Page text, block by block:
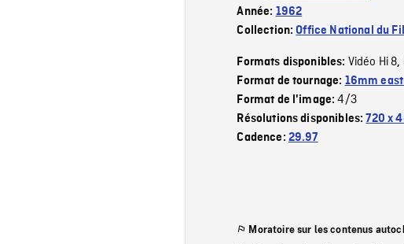
Année: 1962
Collection:Office National du
Formats disponibles: Vidéo Hi 8,
Format de tournage: 16mm
Format de l'image:4/3
Résolutions disponibles:720 x
Cadence: 29.97
Moratoire sur les contenus